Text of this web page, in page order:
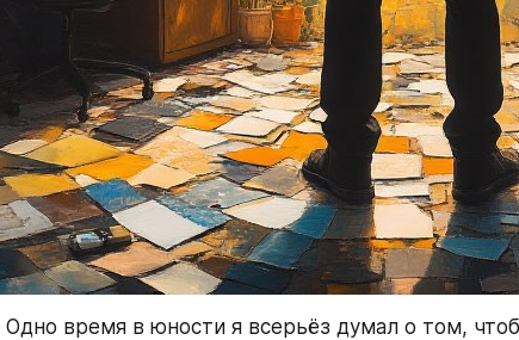
Одно время в юности я всерьёз думал о том,